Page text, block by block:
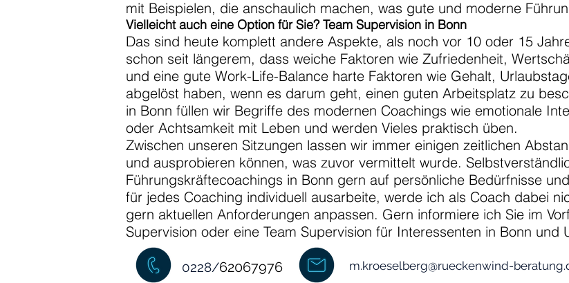
mit Beispielen, die anschaulich machen, was gute und moderne
Vielleicht auch eine Option für Sie? Team Supervision in Bonn
Das sind heute komplett andere Aspekte, als noch vor 10 oder 15
schon seit längerem, dass weiche Faktoren wie Zufriedenheit,
und eine gute Work-Life-Balance harte Faktoren wie Gehalt,
abgelöst haben, wenn es darum geht, einen guten Arbeitsplatz zu
in Bonn füllen wir Begriffe des modernen Coachings wie emotionale
oder Achtsamkeit mit Leben und werden Vieles praktisch üben.
Zwischen unseren Sitzungen lassen wir immer einigen zeitlichen
und ausprobieren können, was zuvor vermittelt wurde.
Führungskräftecoachings in Bonn gern auf persönliche Bedürfnisse
für jedes Coaching individuell ausarbeite, werde ich als Coach dabei
gern aktuellen Anforderungen anpassen. Gern informiere ich Sie im
Supervision oder eine Team Supervision für Interessenten in Bonn und
0228/62067976 m.kroeselberg@rueckenwind-